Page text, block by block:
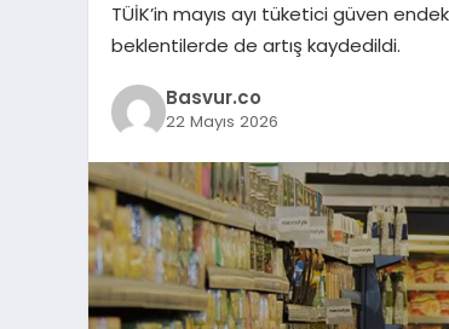
TÜİK’in mayıs ayı tüketici güven
beklentilerde de artış kaydedildi.
Basvur.co
22 Mayıs 2026